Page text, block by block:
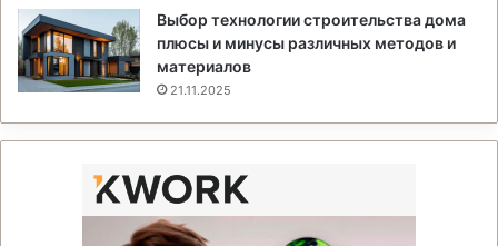
Выбор технологии строительства дома
плюсы и минусы различных методов и
материалов
21.11.2025